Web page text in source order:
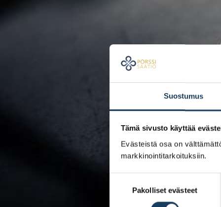
Suostumus
Tämä sivusto käyttää
Evästeistä osa on
markkinointitarkoituksiin.
Pakolliset evästeet